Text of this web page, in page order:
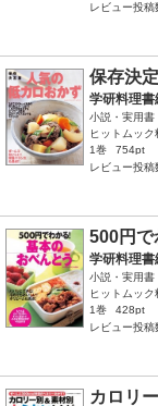
レビュー投稿
保存決
学研料理書
小説・実用書
ヒットムッ
1巻
754pt
レビュー投稿
500円で
学研料理書
小説・実用書
ヒットムッ
1巻
428pt
レビュー投稿
カロリ